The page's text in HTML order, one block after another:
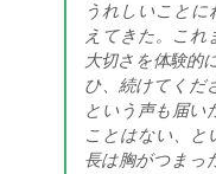
うれしいことに
えてきた。これ
大切さを体験的
ひ、続けてくだ
という声も届い
ことはない、と
長は胸がつまっ